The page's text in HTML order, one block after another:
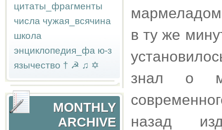
цитаты_фрагменты
числа чужая_всячина
школа
энциклопедия_фа ю-з
язычество † ☭ ♫ ✡
MONTHLY
ARCHIVE
мармеладом
в ту же
знал о
назад